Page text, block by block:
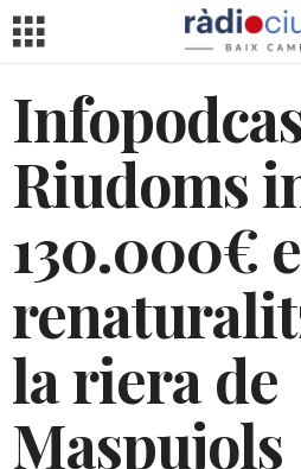
Riudoms
130.000€
la riera de
Maspujols